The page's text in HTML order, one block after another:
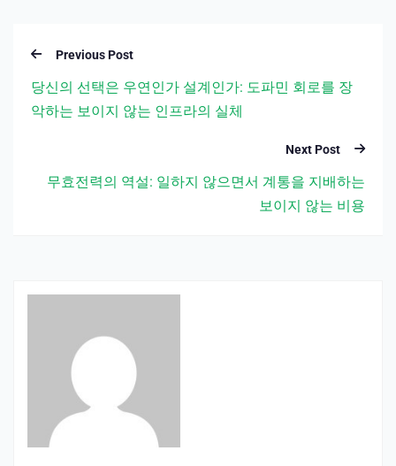
Previous Post
당신의 선택은 우연인가 설계인가: 도파민 회로를 장
악하는 보이지 않는 인프라의 실체
Next Post
무효전력의 역설: 일하지 않으면서 계통을 지배하는
보이지 않는 비용